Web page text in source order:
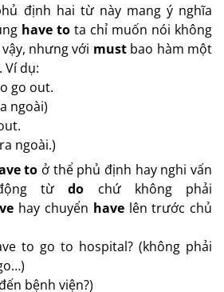
định hai từ này mang ý nghĩa
have to ta chỉ muốn nói không
nhưng với mustbao hàm một
Ví dụ:
go out.
ngoài)
ngoài.)
to ở thể phủ định hay nghi vấn
từdo chứ không phải
hay chuyển havelên trước chủ
to go to hospital? (không phải
bệnh viện?)